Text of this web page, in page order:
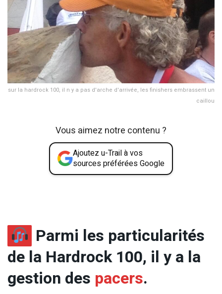
sur la hardrock 100, il n y a pas d'arche d'arrivée, les finishers embrassent un
caillou
Vous aimez notre contenu ?
Ajoutez u-Trail à vos
sources préférées Google
Parmi les particularités
de la Hardrock 100, il y a la
gestion des pacers.